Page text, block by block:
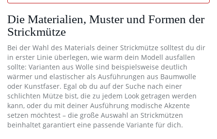
Die Materialien, Muster und Formen der
Strickmütze
Bei der Wahl des Materials deiner Strickmütze solltest du dir
in erster Linie überlegen, wie warm dein Modell ausfallen
sollte: Varianten aus Wolle sind beispielsweise deutlich
wärmer und elastischer als Ausführungen aus Baumwolle
oder Kunstfaser. Egal ob du auf der Suche nach einer
schlichten Mütze bist, die zu jedem Look getragen werden
kann, oder du mit deiner Ausführung modische Akzente
setzen möchtest – die große Auswahl an Strickmützen
beinhaltet garantiert eine passende Variante für dich.